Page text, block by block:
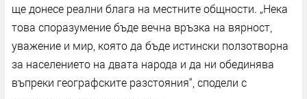
ще донесе реални блага на местните общности. „Нека
това споразумение бъде вечна връзка на вярност,
уважение и мир, която да бъде истински ползотворна
за населението на двата народа и да ни обединява
въпреки географските разстояния“, сподели с